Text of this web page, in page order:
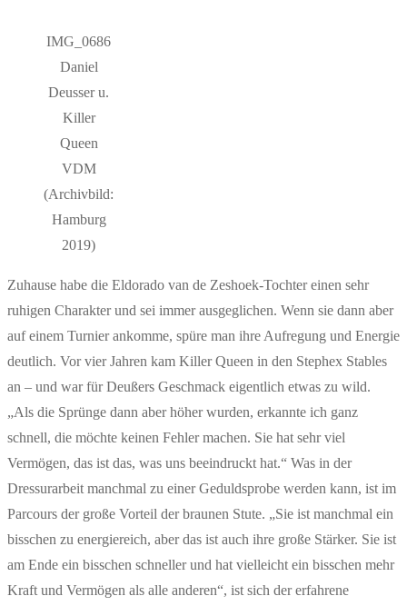
IMG_0686
Daniel
Deusser u.
Killer
Queen
VDM
(Archivbild:
Hamburg
2019)
Zuhause habe die Eldorado van de Zeshoek-Tochter einen sehr
ruhigen Charakter und sei immer ausgeglichen. Wenn sie dann aber
auf einem Turnier ankomme, spüre man ihre Aufregung und Energie
deutlich. Vor vier Jahren kam Killer Queen in den Stephex Stables
an – und war für Deußers Geschmack eigentlich etwas zu wild.
„Als die Sprünge dann aber höher wurden, erkannte ich ganz
schnell, die möchte keinen Fehler machen. Sie hat sehr viel
Vermögen, das ist das, was uns beeindruckt hat.“ Was in der
Dressurarbeit manchmal zu einer Geduldsprobe werden kann, ist im
Parcours der große Vorteil der braunen Stute. „Sie ist manchmal ein
bisschen zu energiereich, aber das ist auch ihre große Stärker. Sie ist
am Ende ein bisschen schneller und hat vielleicht ein bisschen mehr
Kraft und Vermögen als alle anderen“, ist sich der erfahrene